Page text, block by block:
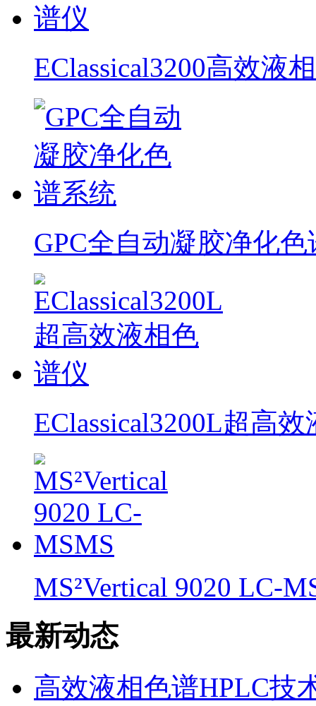
EClassical3200高效液
GPC全自动凝胶净化
EClassical3200L超高
MS²Vertical 9020 LC-
最新动态
高效液相色谱HPLC技